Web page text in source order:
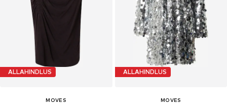
ALLAHINDLUS
MOVES
ALLAHINDLUS
MOVES